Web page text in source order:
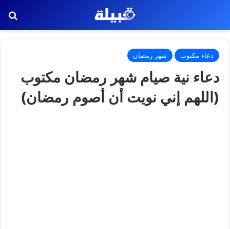
دعاء مكتوب شهر رمضان
دعاء نية صيام شهر رمضان مكتوب
(اللهم إني نويت أن أصوم رمضان)